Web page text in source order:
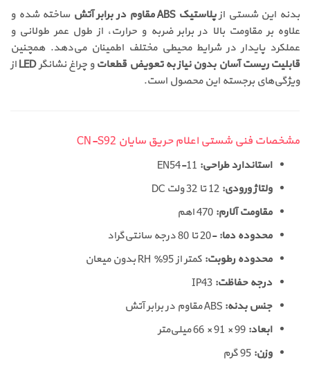
بدنه این شستی ازپلاستیک ABS مقاوم در برابر آتش
ساخته شده و
علاوه بر مقاومت بالا در برابر ضربه و حرارت، از طول عمر طولانی و
عملکرد پایدار در شرایط محیطی مختلف اطمینان می‌دهد. همچنین
قابلیت ریست آسان بدون نیاز به تعویض قطعاتو چراغ نشانگرLEDاز
ویژگی‌های برجسته این محصول است.
مشخصات فنی شستی اعلام حریق سایان CN-S92
استاندارد طراحی:
ولتاژ ورودی:
مقاومت آلارم:
محدوده دما:-20 تا 80 درجه سانتی‌گراد
محدوده رطوبت: کمتر از 95٪ RH بدون میعان
درجه حفاظت:
جنس بدنه:
ابعاد:
وزن: